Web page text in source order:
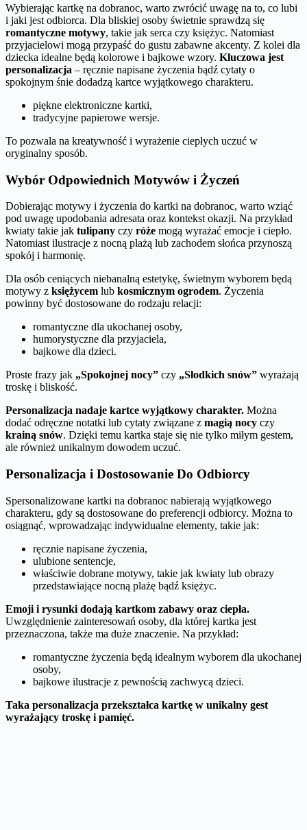
Wybierając kartkę na dobranoc, warto zwrócić uwagę na to, co lubi
i jaki jest odbiorca. Dla bliskiej osoby świetnie sprawdzą się
romantyczne motywy, takie jak serca czy księżyc. Natomiast
przyjacielowi mogą przypaść do gustu zabawne akcenty. Z kolei dla
dziecka idealne będą kolorowe i bajkowe wzory. Kluczowa jest
personalizacja – ręcznie napisane życzenia bądź cytaty o
spokojnym śnie dodadzą kartce wyjątkowego charakteru.
piękne elektroniczne kartki,
tradycyjne papierowe wersje.
To pozwala na kreatywność i wyrażenie ciepłych uczuć w
oryginalny sposób.
Wybór Odpowiednich Motywów i Życzeń
Dobierając motywy i życzenia do kartki na dobranoc, warto wziąć
pod uwagę upodobania adresata oraz kontekst okazji. Na przykład
kwiaty takie jak tulipany czy róże mogą wyrażać emocje i ciepło.
Natomiast ilustracje z nocną plażą lub zachodem słońca przynoszą
spokój i harmonię.
Dla osób ceniących niebanalną estetykę, świetnym wyborem będą
motywy z księżycem lub kosmicznym ogrodem. Życzenia
powinny być dostosowane do rodzaju relacji:
romantyczne dla ukochanej osoby,
humorystyczne dla przyjaciela,
bajkowe dla dzieci.
Proste frazy jak „Spokojnej nocy” czy „Słodkich snów” wyrażają
troskę i bliskość.
Personalizacja nadaje kartce wyjątkowy charakter. Można
dodać odręczne notatki lub cytaty związane z magią nocy czy
krainą snów. Dzięki temu kartka staje się nie tylko miłym gestem,
ale również unikalnym dowodem uczuć.
Personalizacja i Dostosowanie Do Odbiorcy
Spersonalizowane kartki na dobranoc nabierają wyjątkowego
charakteru, gdy są dostosowane do preferencji odbiorcy. Można to
osiągnąć, wprowadzając indywidualne elementy, takie jak:
ręcznie napisane życzenia,
ulubione sentencje,
właściwie dobrane motywy, takie jak kwiaty lub obrazy
przedstawiające nocną plażę bądź księżyc.
Emoji i rysunki dodają kartkom zabawy oraz ciepła.
Uwzględnienie zainteresowań osoby, dla której kartka jest
przeznaczona, także ma duże znaczenie. Na przykład:
romantyczne życzenia będą idealnym wyborem dla ukochanej
osoby,
bajkowe ilustracje z pewnością zachwycą dzieci.
Taka personalizacja przekształca kartkę w unikalny gest
wyrażający troskę i pamięć.